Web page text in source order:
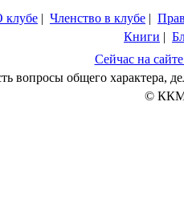
клубе | Членство в клубе |
Книги |
Сейчас на
вопросы общего характера,
© ККМ